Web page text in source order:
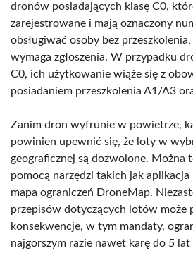
dronów posiadających klasę C0,
zarejestrowane i mają oznaczony
obsługiwać osoby bez
wymaga zgłoszenia. W przypadku
C0, ich użytkowanie wiąże się z
posiadaniem przeszkolenia A1/A3
Zanim dron wyfrunie w powietrze,
powinien upewnić się, że loty w
geograficznej są dozwolone. Można
pomocą narzędzi takich jak
mapa ograniczeń DroneMap.
przepisów dotyczących lotów może
konsekwencje, w tym mandaty,
najgorszym razie nawet karę do 5